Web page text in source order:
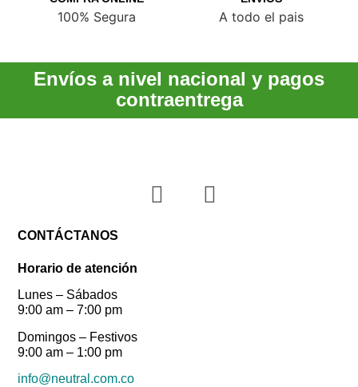
100% Segura A todo el pais
Envíos a nivel nacional y pagos
contraentrega
CONTÁCTANOS
Horario de atención
Lunes – Sábados
9:00 am – 7:00 pm
Domingos – Festivos
9:00 am – 1:00 pm
info@neutral.com.co